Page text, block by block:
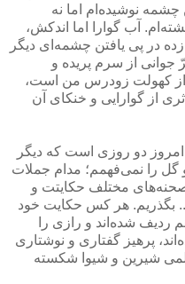
چشمه نوشیده‌ام اما نه
آب گوارا اما اندكش،
در پی یافتن چشمه‌ای دیگر
جوانی از سرم پریده و
كهولت زودرس من است،
از گوارایی و خنكای آن
دو روزی است كه دیگر
گل را نمی‌فهمم؛ مدام جملات
مختلف حكایتت و
بگذریم. هر كس حكایت خود
ردیف شده‌اند و رازی را
پرهیز گفتاری و نوشتاری
شیرین و شیوا شكسته